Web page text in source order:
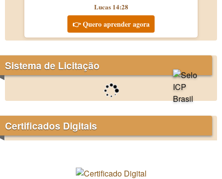
Lucas 14:28
👉 Quero aprender agora
Sistema de Licitação
Certificados Digitais